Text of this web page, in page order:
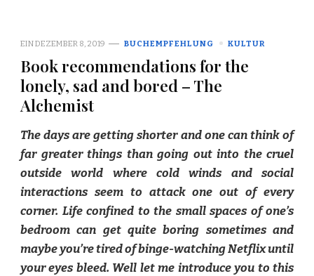
EINDEZEMBER 8, 2019 BUCHEMPFEHLUNG KULTUR
Book recommendations for the
lonely, sad and bored – The
Alchemist
The days are getting shorter and one can think of
far greater things than going out into the cruel
outside world where cold winds and social
interactions seem to attack one out of every
corner. Life confined to the small spaces of one’s
bedroom can get quite boring sometimes and
maybe you’re tired of binge-watching Netflix until
your eyes bleed. Well let me introduce you to this